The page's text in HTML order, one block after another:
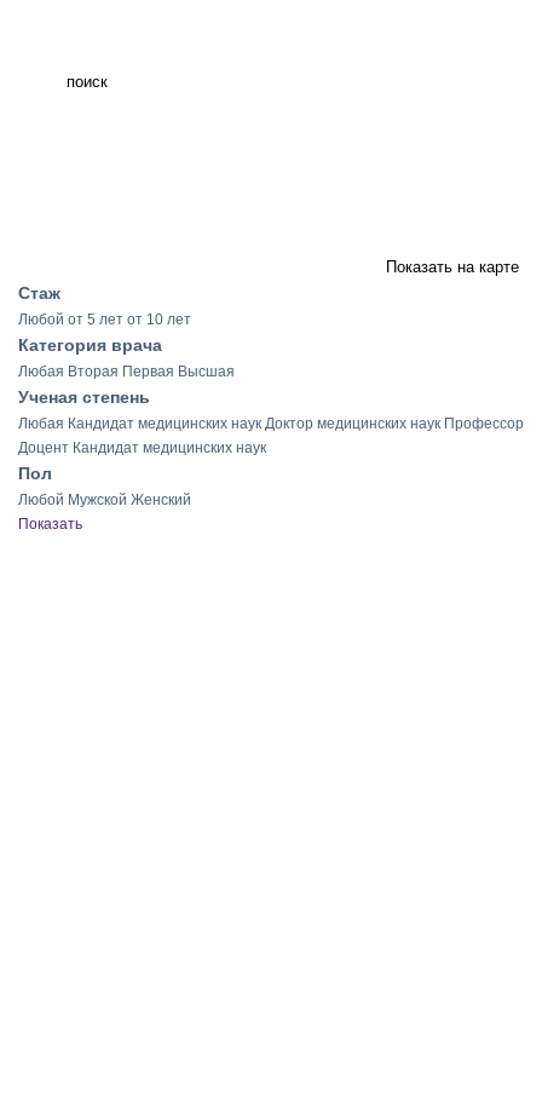
поиск
Показать на карте
Стаж
Любой от 5 лет от 10 лет
Категория врача
Любая Вторая Первая Высшая
Ученая степень
Любая Кандидат медицинских наук Доктор медицинских наук Профессор
Доцент Кандидат медицинских наук
Пол
Любой Мужской Женский
Показать